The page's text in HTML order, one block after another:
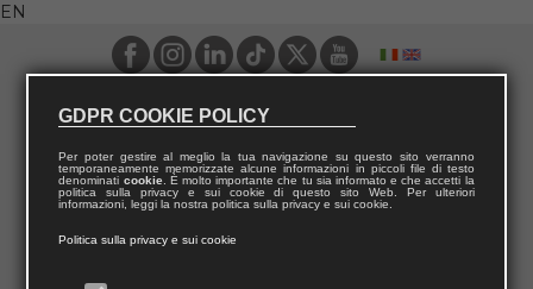
EN
GDPR COOKIE POLICY
Per poter gestire al meglio la tua navigazione su questo sito verranno
temporaneamente memorizzate alcune informazioni in piccoli file di testo
denominati cookie. È molto importante che tu sia informato e che accetti la
politica sulla privacy e sui cookie di questo sito Web. Per ulteriori
informazioni, leggi la nostra politica sulla privacy e sui cookie.
Politica sulla privacy e sui cookie